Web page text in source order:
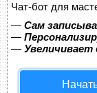
Чат-бот для
— Сам
—
—